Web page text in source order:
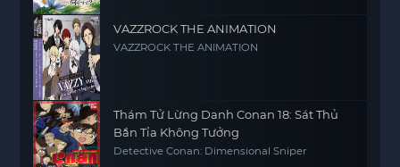
VAZZROCK THE ANIMATION
VAZZROCK THE ANIMATION
Thám Tử Lừng Danh Conan 18: Sát Thủ
Bắn Tỉa Không Tưởng
Detective Conan: Dimensional Sniper